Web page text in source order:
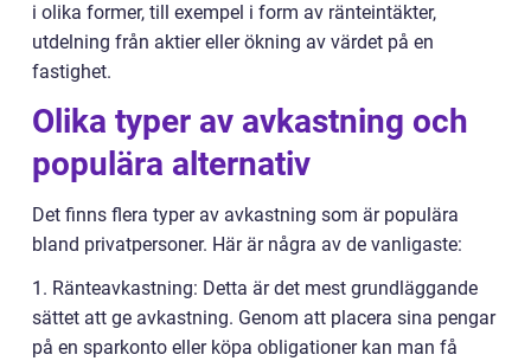
i olika former, till exempel i form av ränteintäkter,
utdelning från aktier eller ökning av värdet på en
fastighet.
Olika typer av avkastning och
populära alternativ
Det finns flera typer av avkastning som är populära
bland privatpersoner. Här är några av de vanligaste:
1. Ränteavkastning: Detta är det mest grundläggande
sättet att ge avkastning. Genom att placera sina pengar
på en sparkonto eller köpa obligationer kan man få